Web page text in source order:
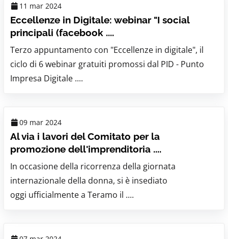
11 mar 2024
Eccellenze in Digitale: webinar "I social
principali (facebook ....
Terzo appuntamento con "Eccellenze in digitale", il
ciclo di 6 webinar gratuiti promossi dal PID - Punto
Impresa Digitale ....
09 mar 2024
Al via i lavori del Comitato per la
promozione dell'imprenditoria ....
In occasione della ricorrenza della giornata
internazionale della donna, si è insediato
oggi ufficialmente a Teramo il ....